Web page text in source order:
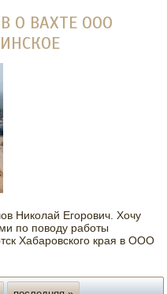
О ВАХТЕ ООО
Николай Егорович. Хочу
по поводу работы
Хабаровского края в ООО